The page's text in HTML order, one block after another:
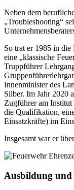
Neben dem
„Troubleshooting“
So trat er 1985 in
eine „klassische
Truppführer
Innenminister des
Silber. Im Jahr 2020
Zugführer am
die Qualifikation,
Einsatzkräfte) im
Insgesamt war er
Ausbildung